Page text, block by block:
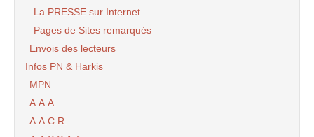
La PRESSE sur Internet
Pages de Sites remarqués
Envois des lecteurs
Infos PN & Harkis
MPN
A.A.A.
A.A.C.R.